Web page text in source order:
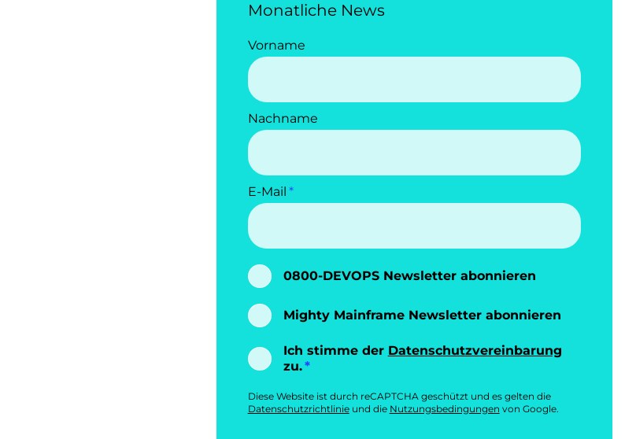
Monatliche News
Vorname
Nachname
E-Mail
0800-DEVOPS Newsletter abonnieren
Mighty Mainframe Newsletter abonnieren
Ich stimme der Datenschutzvereinbarung
zu.
Diese Website ist durch reCAPTCHA geschützt und es gelten die
Datenschutzrichtlinieund die Nutzungsbedingungen von Google.